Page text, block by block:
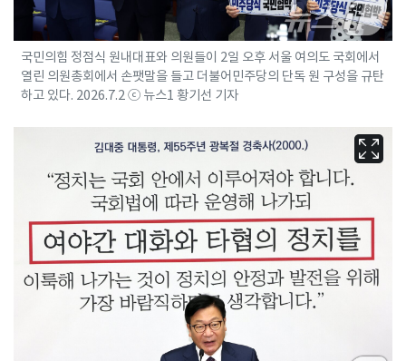
국민의힘 정점식 원내대표와 의원들이 2일 오후 서울 여의도 국회에서
열린 의원총회에서 손팻말을 들고 더불어민주당의 단독 원 구성을 규탄
하고 있다. 2026.7.2 ⓒ 뉴스1 황기선 기자